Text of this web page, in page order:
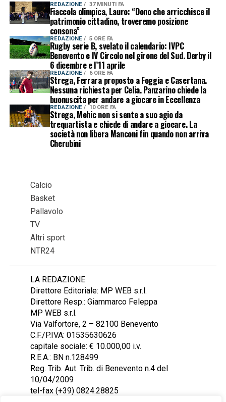
REDAZIONE 37 MINUTI FA
Fiaccola olimpica, Lauro: “Dono che arricchisce il
patrimonio cittadino, troveremo posizione
consona”
REDAZIONE 5 ORE FA
Rugby serie B, svelato il calendario: IVPC
Benevento e IV Circolo nel girone del Sud. Derby il
6 dicembre e l’11 aprile
REDAZIONE 6 ORE FA
Strega, Ferrara proposto a Foggia e Casertana.
Nessuna richiesta per Celia. Panzarino chiede la
buonuscita per andare a giocare in Eccellenza
REDAZIONE 10 ORE FA
Strega, Mehic non si sente a suo agio da
trequartista e chiede di andare a giocare. La
società non libera Manconi fin quando non arriva
Cherubini
Calcio
Basket
Pallavolo
TV
Altri sport
NTR24
LA REDAZIONE
Direttore Editoriale: MP WEB s.r.l.
Direttore Resp.: Giammarco Feleppa
MP WEB s.r.l.
Via Valfortore, 2 – 82100 Benevento
C.F./P.IVA: 01535630626
capitale sociale: € 10.000,00 i.v.
R.E.A.: BN n.128499
Reg. Trib. Aut. Trib. di Benevento n.4 del
10/04/2009
tel-fax (+39) 0824.28825